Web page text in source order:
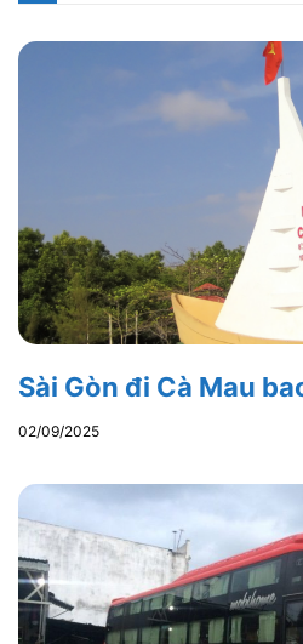
Sài Gòn đi Cà Mau
02/09/2025